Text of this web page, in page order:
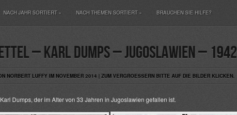
NACH JAHR SORTIERT» NACH THEMEN SORTIERT» BRAUCHEN SIE HILFE?
– Karl Dumps – Jugoslawien – 1942
NORBERT LUFFY IM NOVEMBER 2014 | ZUM VERGROESSERN BITTE AUF DIE BILDER KLICKEN.
Dumps, der im Alter von 33 Jahren in Jugoslawien gefallen ist.